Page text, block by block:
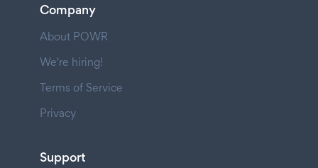
Company
About POWR
We're hiring!
Terms of Service
Privacy
Support